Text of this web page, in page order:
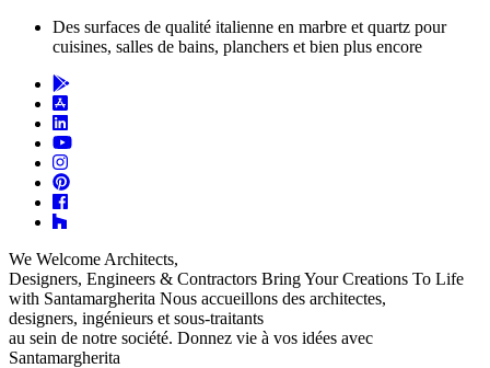
Des surfaces de qualité italienne en marbre et quartz pour
cuisines, salles de bains, planchers et bien plus encore
We Welcome Architects,
Designers, Engineers & Contractors Bring Your Creations To Life
with Santamargherita Nous accueillons des architectes,
designers, ingénieurs et sous-traitants
au sein de notre société. Donnez vie à vos idées avec
Santamargherita